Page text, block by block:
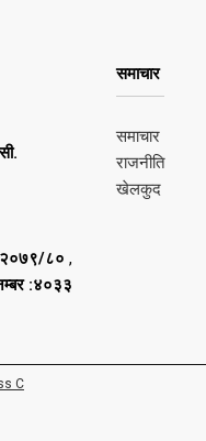
२०७९/८० ,
:४०३३
समाचार
समाचार
राजनीति
खेलकुद
C